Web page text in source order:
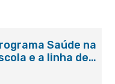
Saúde na
e a linha de